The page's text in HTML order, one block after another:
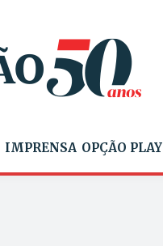
IMPRENSA OPÇÃO PLAY